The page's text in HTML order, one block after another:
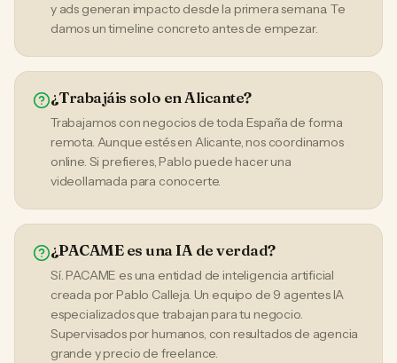
y ads generan impacto desde la primera semana. Te
damos un timeline concreto antes de empezar.
¿Trabajáis solo en Alicante?
Trabajamos con negocios de toda España de forma
remota. Aunque estés en Alicante, nos coordinamos
online. Si prefieres, Pablo puede hacer una
videollamada para conocerte.
¿PACAME es una IA de verdad?
Sí. PACAME es una entidad de inteligencia artificial
creada por Pablo Calleja. Un equipo de 9 agentes IA
especializados que trabajan para tu negocio.
Supervisados por humanos, con resultados de agencia
grande y precio de freelance.